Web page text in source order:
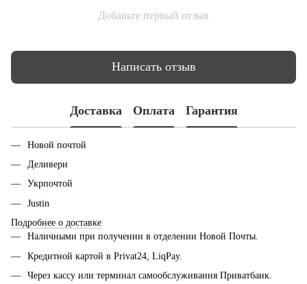
Добавьте первый отзыв
Написать отзыв
Доставка Оплата Гарантия
Новой почтой
Деливери
Укрпочтой
Justin
Подробнее о доставке
Наличными при получении в отделении Новой Почты.
Кредитной картой в Privat24, LiqPay.
Через кассу или терминал самообслуживания Приватбанк.